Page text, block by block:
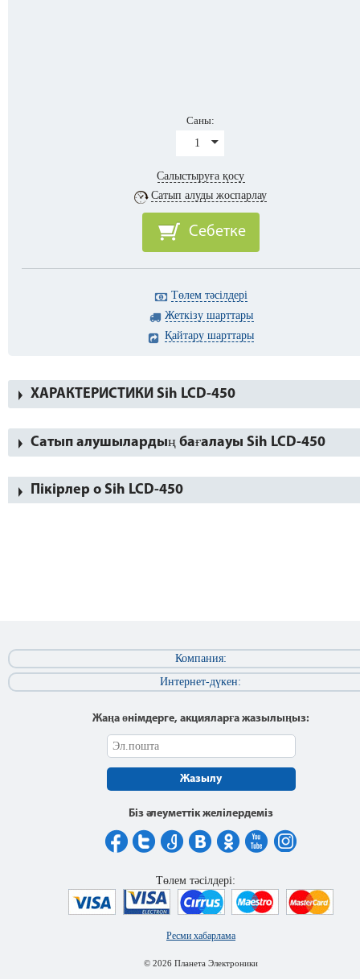
Саны:
1
Салыстыруға қосу
Сатып алуды жоспарлау
Себетке
Төлем тәсілдері
Жеткізу шарттары
Қайтару шарттары
ХАРАКТЕРИСТИКИ Sih LCD-450
Сатып алушылардың бағалауы Sih LCD-450
Пікірлер о Sih LCD-450
Компания:
Интернет-дүкен:
Жаңа өнімдерге, акцияларға жазылыңыз:
Жазылу
Біз әлеуметтік желілердеміз
Ресми хабарлама
© 2026 Планета Электроники
Төлем тәсілдері: